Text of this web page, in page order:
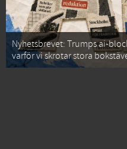
Nyhetsbrevet: Trumps ai-
varför vi skrotar stora